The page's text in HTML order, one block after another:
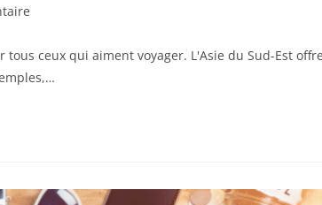
ceux qui aiment voyager. L'Asie du Sud-Est